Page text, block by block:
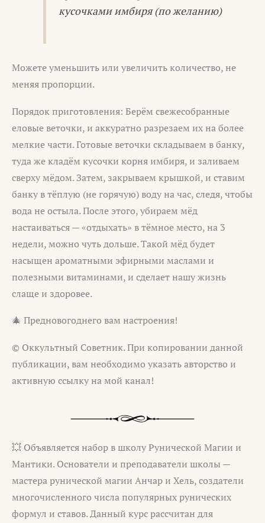
кусочками имбиря (по желанию)
Можете уменьшить или увеличить количество, не
меняя пропорции.
Порядок приготовления: Берём свежесобранные
еловые веточки, и аккуратно разрезаем их на более
мелкие части. Готовые веточки складываем в банку,
туда же кладём кусочки корня имбиря, и заливаем
сверху мёдом. Затем, закрываем крышкой, и ставим
банку в тёплую (не горячую) воду на час, следя, чтобы
вода не остыла. После этого, убираем мёд
настаиваться — «отдыхать» в тёмное место, на 3
недели, можно чуть дольше. Такой мёд будет
насыщен ароматными эфирными маслами и
полезными витаминами, и сделает нашу жизнь
слаще и здоровее.
🎄 Предновогоднего вам настроения!
© Оккультный Советник. При копировании данной
публикации, вам необходимо указать авторство и
активную ссылку на мой канал!
💥 Объявляется набор в школу Рунической Магии и
Мантики. Основатели и преподаватели школы —
мастера рунической магии Анчар и Хель, создатели
многочисленного числа популярных рунических
формул и ставов. Данный курс рассчитан для